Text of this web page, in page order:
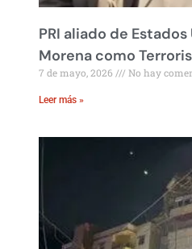
PRI aliado de
Morena como
7 de mayo, 2026 No hay
Leer más »